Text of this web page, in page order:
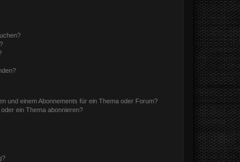
und einem Abonnements für ein Thema oder Forum?
ein Thema abonnieren?